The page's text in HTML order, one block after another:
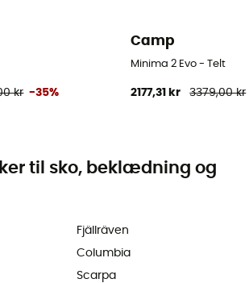
kr -35%
Camp
Minima 2 Evo - Telt
2177,31 kr 3379,00 kr
til sko, beklædning og
Fjällräven
Columbia
Scarpa